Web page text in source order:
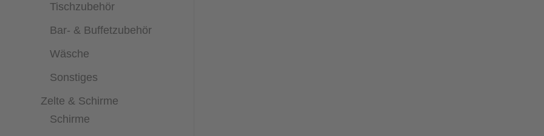
Tischzubehör
Bar- & Buffetzubehör
Wäsche
Sonstiges
Zelte & Schirme
Schirme